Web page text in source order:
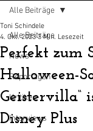
Alle Beiträge
News
Reportagen
Kritiken
Interviews
Alle Beiträge
Perfekt zum
Halloween-
Geistervilla“
Disney Plus
Toni Schindele
4. Okt. 2023 3 Min. Lesezeit